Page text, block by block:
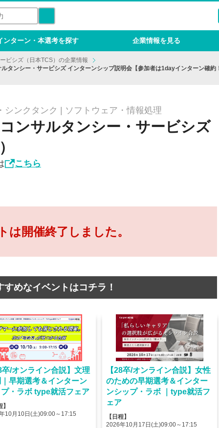
ンターン・本選考を探す 企業情報を見る
ビシズ（日本TCS）の企業情報
タンシー・サービシズ インターンシップ説明会【参加者は1dayインターン確
シンクタンク | ソフトウェア・情報処理
ンサルタンシー・サービシズ
こちら
は開催終了しました。
めなイベントはコチラ！
卒/オンライン合説】文理
早期選考＆インターン
・ラボ type就活フェア
10月10日(土)09:00～17:15
【28卒/オンライン合説】女性
のための早期選考＆インター
ンシップ・ラボ ｜type就活フ
ェア
【日程】
2026年10月17日(土)09:00～17:15